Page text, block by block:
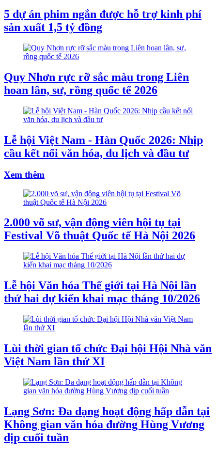
5 dự án phim ngắn được hỗ trợ kinh phí
sản xuất 1,5 tỷ đồng
Quy Nhơn rực rỡ sắc màu trong Liên
hoan lân, sư, rồng quốc tế 2026
Lễ hội Việt Nam - Hàn Quốc 2026: Nhịp
cầu kết nối văn hóa, du lịch và đầu tư
Xem thêm
2.000 võ sư, vận động viên hội tụ tại
Festival Võ thuật Quốc tế Hà Nội 2026
Lễ hội Văn hóa Thế giới tại Hà Nội lần
thứ hai dự kiến khai mạc tháng 10/2026
Lùi thời gian tổ chức Đại hội Hội Nhà văn
Việt Nam lần thứ XI
Lạng Sơn: Đa dạng hoạt động hấp dẫn tại
Không gian văn hóa đường Hùng Vương
dịp cuối tuần